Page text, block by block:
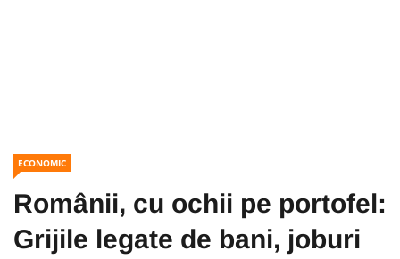
ECONOMIC
Românii, cu ochii pe portofel:
Grijile legate de bani, joburi